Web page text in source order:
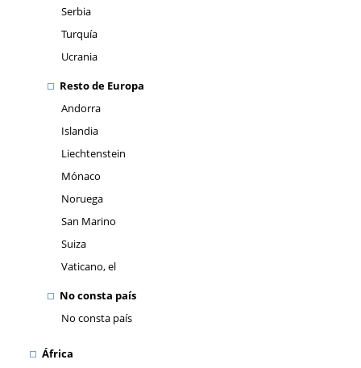
Serbia
Turquía
Ucrania
Resto de Europa
Andorra
Islandia
Liechtenstein
Mónaco
Noruega
San Marino
Suiza
Vaticano, el
No consta país
No consta país
África